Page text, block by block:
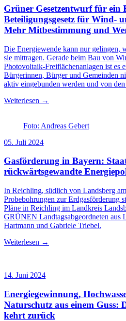
Grüner Gesetzentwurf für ein
Beteiligungsgesetz für Wind-
Mehr Mitbestimmung und
Die Energiewende kann nur gelingen,
sie mittragen. Gerade beim Bau von
Photovoltaik-Freiflächenanlagen ist es
Bürgerinnen, Bürger und Gemeinden
aktiv eingebunden werden und von
Weiterlesen →
Foto: Andreas Gebert
05. Juli 2024
Gasförderung in Bayern:
rückwärtsgewandte
In Reichling, südlich von Landsberg
Probebohrungen zur Erdgasförderung
Pläne in Reichling im Landkreis
GRÜNEN Landtagsabgeordneten aus
Hartmann und Gabriele Triebel.
Weiterlesen →
14. Juni 2024
Energiegewinnung,
Naturschutz aus einem Guss:
kehrt zurück